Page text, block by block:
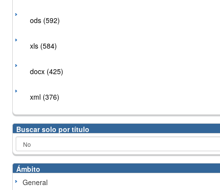
ods (592)
xls (584)
docx (425)
xml (376)
Buscar solo por título
Ámbito
General